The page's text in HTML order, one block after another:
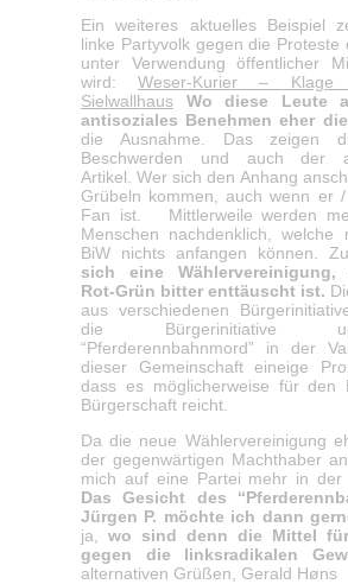
Ein weiteres aktuelles Beispiel
linke Partyvolk gegen die Proteste
unter Verwendung öffentlicher
wird:Weser-Kurier –
Sielwallhaus
Wo diese Leute
antisoziales Benehmen eher
die Ausnahme. Das zeigen
Beschwerden und auch der
Artikel.Wer sich den Anhang
Grübeln kommen, auch wenn er
Fan ist. Mittlerweile werden
Menschen nachdenklich,
BiW nichts anfangen können.
sich eine
Rot-Grün bitter enttäuscht ist.
aus verschiedenen
die Bürgerinitiative
“Pferderennbahnmord” in der
dieser Gemeinschaft eineige
dass es möglicherweise für den
Bürgerschaft reicht.
Da die neue Wählervereinigung
der gegenwärtigen Machthaber
mich auf eine Partei mehr in der
Das Gesicht des
Jürgen P. möchte ich dann
ja, wo sind denn die Mittel
gegen die linksradikalen
alternativen Grüßen, Gerald Høns